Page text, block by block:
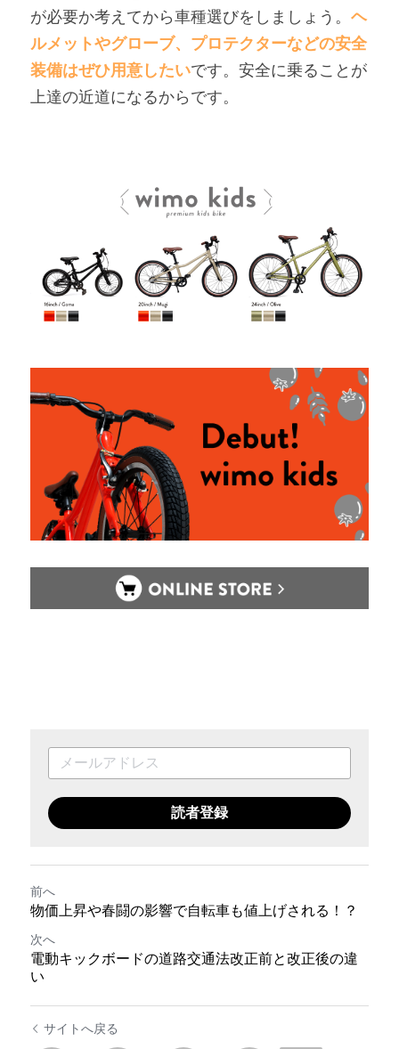
が必要か考えてから車種選びをしましょう。 ヘ
ルメットやグローブ、プロテクターなどの安全
装備はぜひ用意したいです。安全に乗ることが
上達の近道になるからです。
読者登録
前へ
物価上昇や春闘の影響で自転車も値上げされる！？
次へ
電動キックボードの道路交通法改正前と改正後の違
い
サイトへ戻る